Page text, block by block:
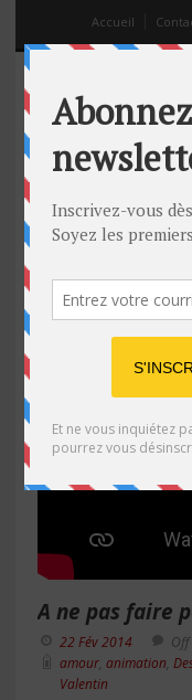
Accueil
février 22,
A ne pas faire
22 Fév 2014
Off
amour animation
Valentin